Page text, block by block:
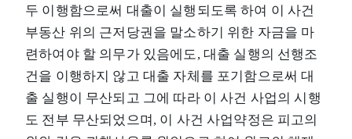
두 이행함으로써 대출이 실행되도록 하여 이 사건
부동산 위의 근저당권을 말소하기 위한 자금을 마
련하여야 할 의무가 있음에도, 대출 실행의 선행조
건을 이행하지 않고 대출 자체를 포기함으로써 대
출 실행이 무산되고 그에 따라 이 사건 사업의 시행
도 전부 무산되었으며, 이 사건 사업약정은 피고의